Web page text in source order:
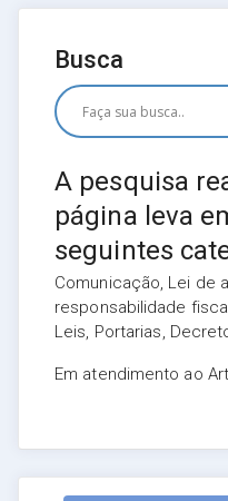
Busca
A pesquisa
página leva
seguintes
Comunicação, Lei de
responsabilidade
Leis, Portarias,
Em atendimento ao